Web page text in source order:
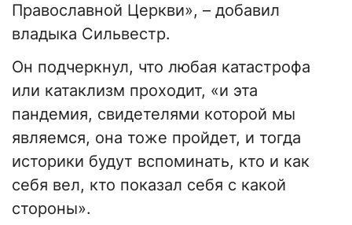
Православной Церкви», – добавил
владыка Сильвестр.
Он подчеркнул, что любая катастрофа
или катаклизм проходит, «и эта
пандемия, свидетелями которой мы
являемся, она тоже пройдет, и тогда
историки будут вспоминать, кто и как
себя вел, кто показал себя с какой
стороны».